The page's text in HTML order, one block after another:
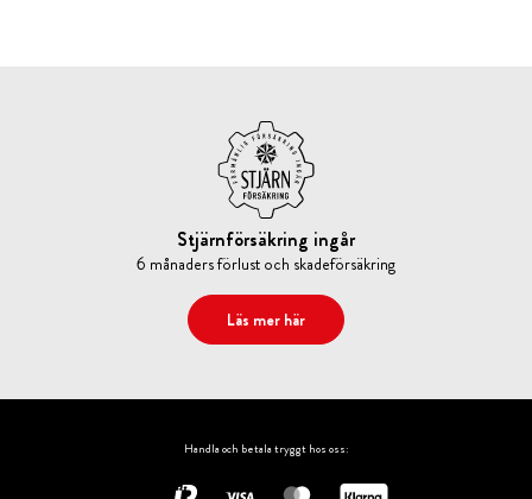
Stjärnförsäkring ingår
6 månaders förlust och skadeförsäkring
Läs mer här
Handla och betala tryggt hos oss: